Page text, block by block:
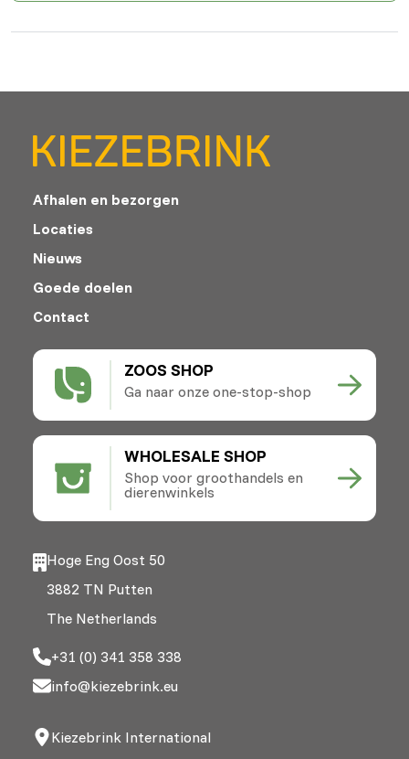
ZOOS SHOP
Ga naar onze one-stop-shop
WHOLESALE SHOP
Shop voor groothandels en
dierenwinkels
Afhalen en bezorgen
Locaties
Nieuws
Goede doelen
Contact
Hoge Eng Oost 50
3882 TN Putten
The Netherlands
+31 (0) 341 358 338
info@kiezebrink.eu
Kiezebrink International